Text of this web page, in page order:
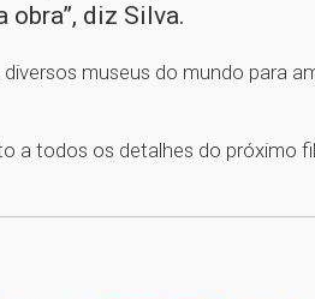
diz Silva.
museus do mundo para
a todos os detalhes do próximo